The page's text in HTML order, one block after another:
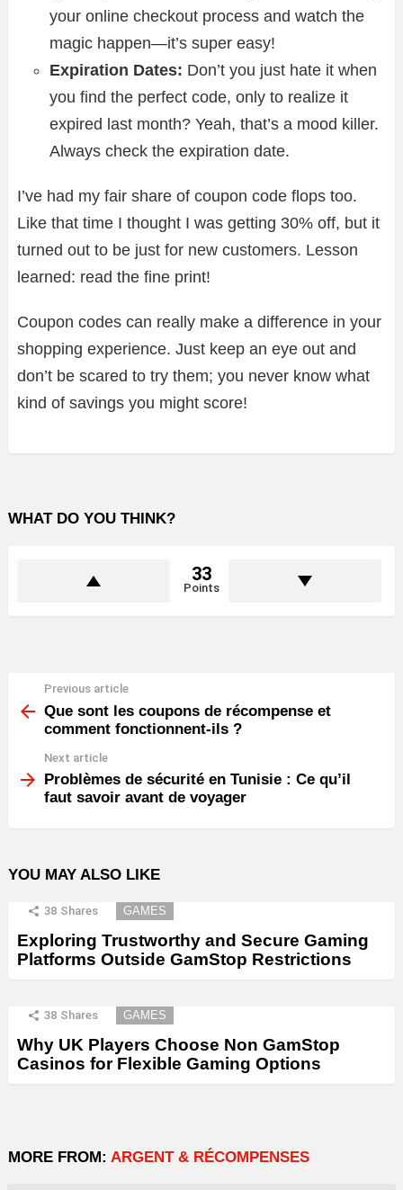
your online checkout process and watch the
magic happen—it’s super easy!
Expiration Dates: Don’t you just hate it when
you find the perfect code, only to realize it
expired last month? Yeah, that’s a mood killer.
Always check the expiration date.
I’ve had my fair share of coupon code flops too.
Like that time I thought I was getting 30% off, but it
turned out to be just for new customers. Lesson
learned: read the fine print!
Coupon codes can really make a difference in your
shopping experience. Just keep an eye out and
don’t be scared to try them; you never know what
kind of savings you might score!
WHAT DO YOU THINK?
33
Points
more
Previous article
Que sont les coupons de récompense et
comment fonctionnent-ils ?
Next article
Problèmes de sécurité en Tunisie : Ce qu’il
faut savoir avant de voyager
YOU MAY ALSO LIKE
38 Shares GAMES
Exploring Trustworthy and Secure Gaming
Platforms Outside GamStop Restrictions
38 Shares GAMES
Why UK Players Choose Non GamStop
Casinos for Flexible Gaming Options
MORE FROM: ARGENT & RÉCOMPENSES